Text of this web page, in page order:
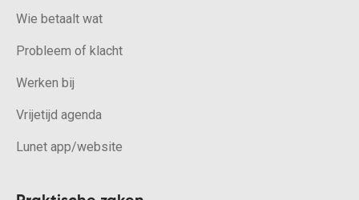
Wie betaalt wat
Probleem of klacht
Werken bij
Vrijetijd agenda
Lunet app/website